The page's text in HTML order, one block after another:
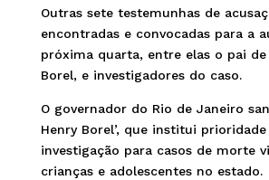
Outras sete testemunhas de
encontradas e convocadas para a
próxima quarta, entre elas o pai de
Borel, e investigadores do caso.
O governador do Rio de Janeiro
Henry Borel’, que institui prioridade
investigação para casos de morte
crianças e adolescentes no estado.